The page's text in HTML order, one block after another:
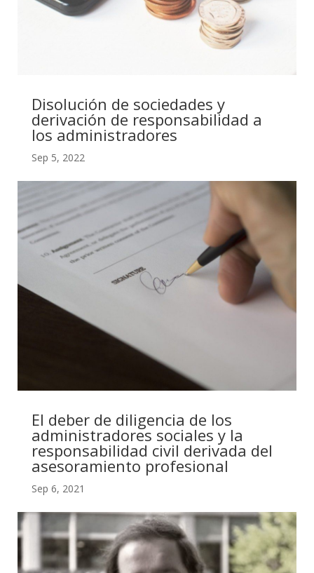
Disolución de sociedades y
derivación de responsabilidad a
los administradores
Sep 5, 2022
El deber de diligencia de los
administradores sociales y la
responsabilidad civil derivada del
asesoramiento profesional
Sep 6, 2021